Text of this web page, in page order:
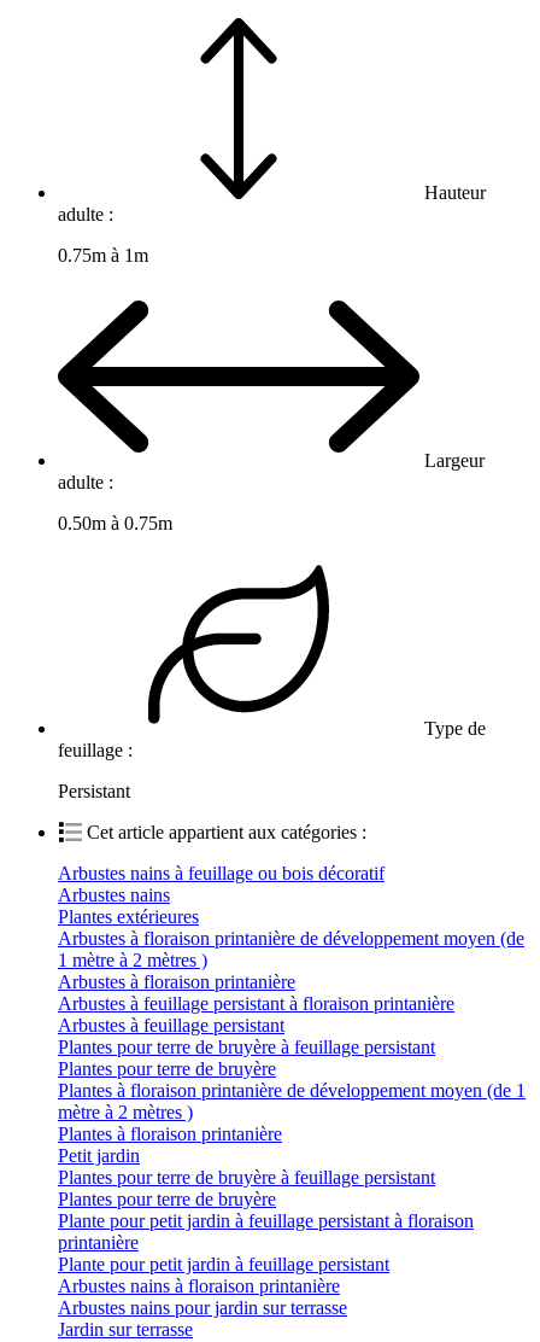
Hauteur
adulte :
0.75m à 1m
Largeur
adulte :
0.50m à 0.75m
Type de
feuillage :
Persistant
Cet article appartient aux catégories :
Arbustes nains à feuillage ou bois décoratif
Arbustes nains
Plantes extérieures
Arbustes à floraison printanière de développement moyen (de
1 mètre à 2 mètres )
Arbustes à floraison printanière
Arbustes à feuillage persistant à floraison printanière
Arbustes à feuillage persistant
Plantes pour terre de bruyère à feuillage persistant
Plantes pour terre de bruyère
Plantes à floraison printanière de développement moyen (de 1
mètre à 2 mètres )
Plantes à floraison printanière
Petit jardin
Plantes pour terre de bruyère à feuillage persistant
Plantes pour terre de bruyère
Plante pour petit jardin à feuillage persistant à floraison
printanière
Plante pour petit jardin à feuillage persistant
Arbustes nains à floraison printanière
Arbustes nains pour jardin sur terrasse
Jardin sur terrasse